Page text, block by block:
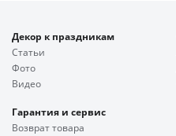
Декор к праздникам
Статьи
Фото
Видео
Гарантия и сервис
Возврат товара